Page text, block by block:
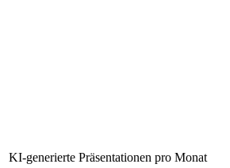
KI-generierte Präsentationen pro Monat